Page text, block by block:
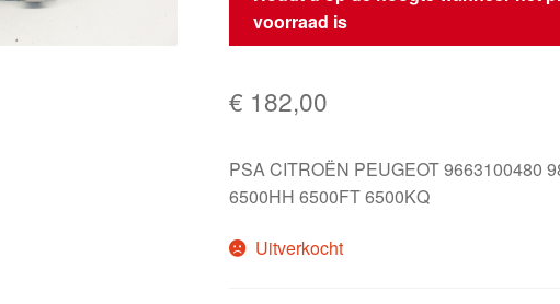
voorraad is
€ 182,00
PSA CITROËN PEUGEOT 9663100480
6500HH 6500FT 6500KQ
Uitverkocht